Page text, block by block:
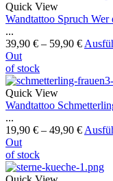
Quick View
Wandtattoo Spruch
...
39,90 € – 59,90 €
Out
of stock
Quick View
Wandtattoo
...
19,90 € – 49,90 €
Out
of stock